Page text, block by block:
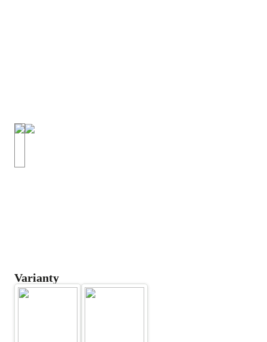
Varianty